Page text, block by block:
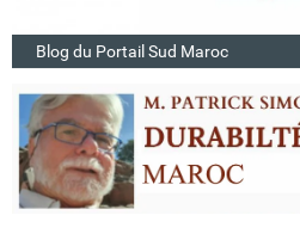
Blog du Portail Sud Maroc